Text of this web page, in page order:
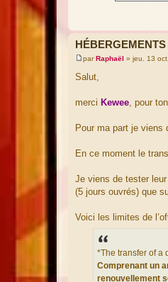
M
e
s
g
parRaphaël » jeu. 13
Salut,
merci Kewee , pour
Pour ma part je viens
En ce moment le
Je viens de tester
(5 jours ouvrés) que
Voici les limites de
*The transfer of a
Comprenant un
renouvellement